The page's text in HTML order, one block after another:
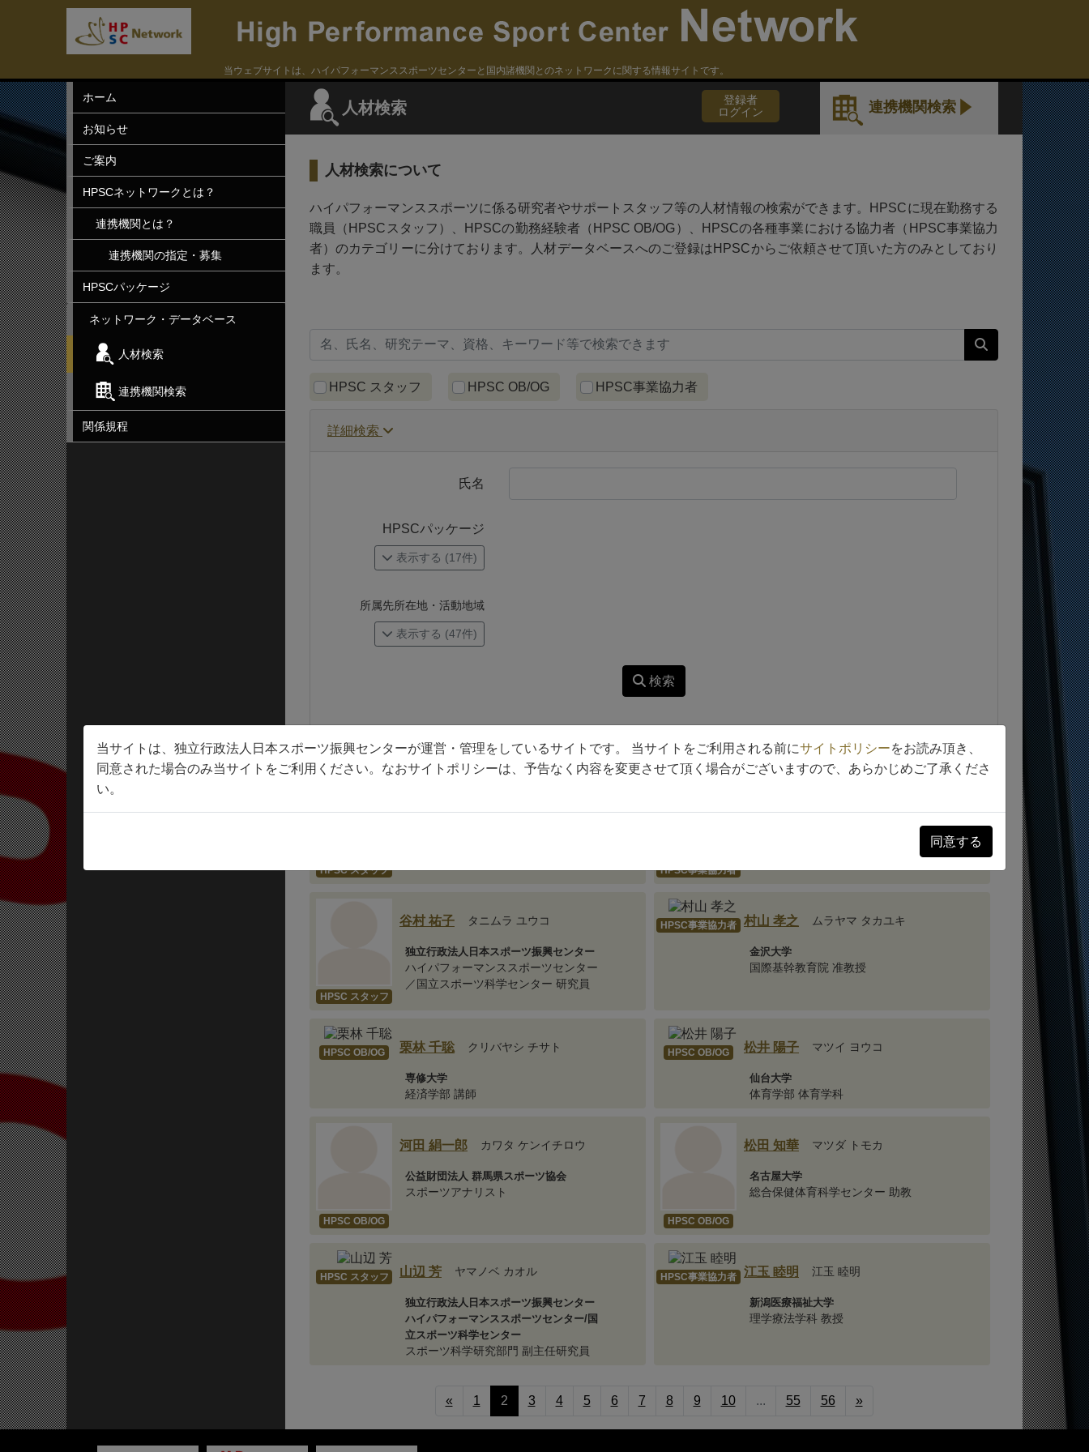
当ウェブサイトは、ハイパフォーマンススポーツセンターと国内諸機関とのネットワークに関する情報サイトです。
ホーム
お知らせ
ご案内
HPSCネットワークとは？
連携機関とは？
連携機関の指定・募集
HPSCパッケージ
ネットワーク・データベース
人材検索
連携機関検索
関係規程
人材検索
登録者
ログイン
連携機関検索
人材検索について
ハイパフォーマンススポーツに係る研究者やサポートスタッフ等の人材情報の検索ができます。HPSCに現在勤務する
職員（HPSCスタッフ）、HPSCの勤務経験者（HPSC OB/OG）、HPSCの各種事業における協力者（HPSC事業協力
者）のカテゴリーに分けております。人材データベースへのご登録はHPSCからご依頼させて頂いた方のみとしており
ます。
スタッフ区分による絞り込みチェックボックスです。クリックで該当スタッフ区分に
HPSC スタッフ HPSC OB/OG HPSC事業協力者
詳細検索
氏名
HPSCパッケージ
表示する (17件)
所属先所在地・活動地域
表示する (47件)
検索
検索結果 555 名 (11-20)
HPSC スタッフ HPSC事業協力者
HPSC スタッフ
谷村 祐子 タニムラ ユウコ
独立行政法人日本スポーツ振興センター
ハイパフォーマンススポーツセンター
／国立スポーツ科学センター 研究員
HPSC事業協力者 村山 孝之 ムラヤマ タカユキ
金沢大学
国際基幹教育院 准教授
HPSC OB/OG 栗林 千聡 クリバヤシ チサト
専修大学
経済学部 講師
HPSC OB/OG 松井 陽子 マツイ ヨウコ
仙台大学
体育学部 体育学科
HPSC OB/OG
河田 絹一郎 カワタ ケンイチロウ
公益財団法人 群馬県スポーツ協会
スポーツアナリスト
HPSC OB/OG
松田 知華 マツダ トモカ
名古屋大学
総合保健体育科学センター 助教
HPSC スタッフ 山辺 芳 ヤマノベ カオル
独立行政法人日本スポーツ振興センター
ハイパフォーマンススポーツセンター/国
立スポーツ科学センター
スポーツ科学研究部門 副主任研究員
HPSC事業協力者 江玉 睦明 江玉 睦明
新潟医療福祉大学
理学療法学科 教授
« 1 2 3 4 5 6 7 8 9 10 ... 55 56 »
当サイトは、独立行政法人日本スポーツ振興センターが運営・管理をしているサイトです。 当サイトをご利用される前にサイトポリシーをお読み頂き、
同意された場合のみ当サイトをご利用ください。なおサイトポリシーは、予告なく内容を変更させて頂く場合がございますので、あらかじめご了承くださ
い。
同意する